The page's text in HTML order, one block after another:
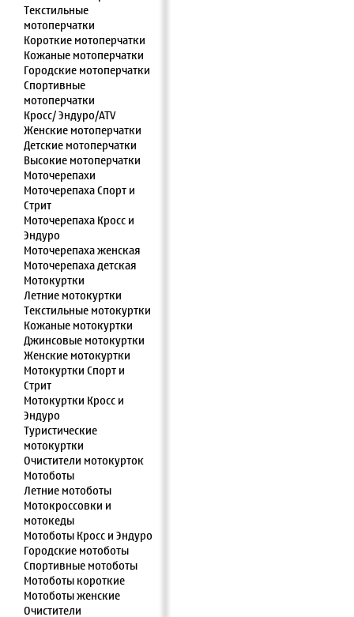
Текстильные
мотоперчатки
Короткие мотоперчатки
Кожаные мотоперчатки
Городские мотоперчатки
Спортивные
мотоперчатки
Кросс/ Эндуро/ATV
Женские мотоперчатки
Детские мотоперчатки
Высокие мотоперчатки
Моточерепахи
Моточерепаха Спорт и
Стрит
Моточерепаха Кросс и
Эндуро
Моточерепаха женская
Моточерепаха детская
Мотокуртки
Летние мотокуртки
Текстильные мотокуртки
Кожаные мотокуртки
Джинсовые мотокуртки
Женские мотокуртки
Мотокуртки Спорт и
Стрит
Мотокуртки Кросс и
Эндуро
Туристические
мотокуртки
Очистители мотокурток
Мотоботы
Летние мотоботы
Мотокроссовки и
мотокеды
Мотоботы Кросс и Эндуро
Городские мотоботы
Спортивные мотоботы
Мотоботы короткие
Мотоботы женские
Очистители